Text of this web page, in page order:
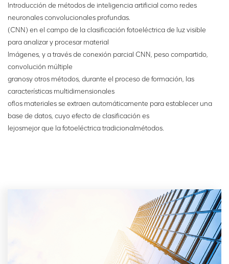
Introducción de métodos de inteligencia artificial como redes
neuronales convolucionales profundas.
(CNN) en el campo de la clasificación fotoeléctrica de luz visible
para analizar y procesar material
Imágenes, y a través de conexión parcial CNN, peso compartido,
convolución múltiple
granosy otros métodos, durante el proceso de formación, las
características multidimensionales
oflos materiales se extraen automáticamente para establecer una
base de datos, cuyo efecto de clasificación es
lejosmejor que la fotoeléctrica tradicionalmétodos.